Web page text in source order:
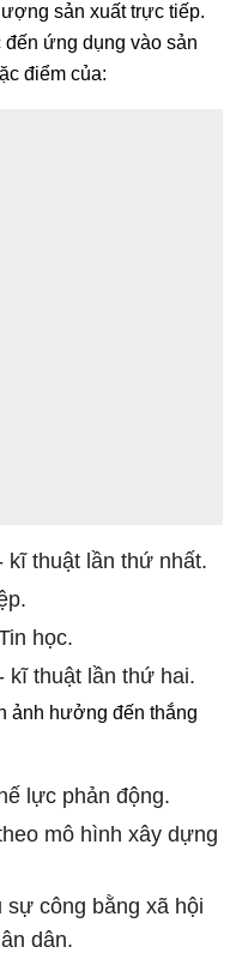
sản xuất trực tiếp.
ứng dụng vào sản
điểm của:
kĩ thuật lần thứ nhất.
học.
kĩ thuật lần thứ hai.
ảnh hưởng đến thắng
lực phản động.
mô hình xây dựng
sự công bằng xã hội
dân.